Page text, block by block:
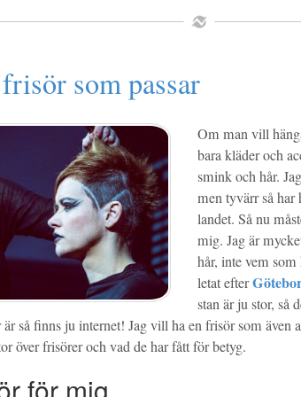
som passar
Om man vill
bara kläder och
smink och hår.
men tyvärr så
landet. Så nu
mig. Jag är
hår, inte vem som
letat efter
stan är ju stor, så
så finns ju internet! Jag vill ha en frisör som även
över frisörer och vad de har fått för betyg.